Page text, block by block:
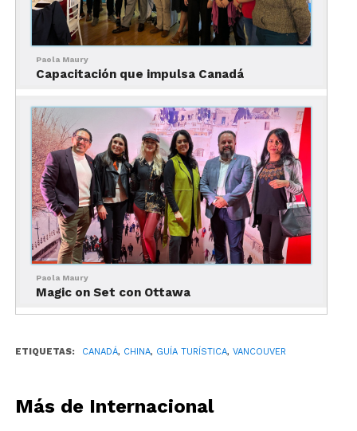
comercial más angosto del mundo”, la
construcción de Sam Kee, en 8 West Pender Street,
mide solamente 1.53 metros en el primer piso y
1.83 metros en el segundo.
Construcciones históricas
El Canadian Imperial Bank of Canadá, la Chin
Wing Chun Society, el Kuomintang Building, y la
Yue Shan Society Headquarters, entre otros.
¡Descubre más con Travel Report!
Paola Maury
Capacitación que impulsa Canadá
Paola Maury
Magic on Set con Ottawa
ETIQUETAS: CANADÁ, CHINA, GUÍA TURÍSTICA, VANCOUVER
Más de Internacional